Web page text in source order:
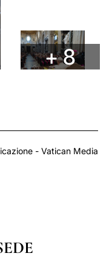
+ 8
- Vatican Media